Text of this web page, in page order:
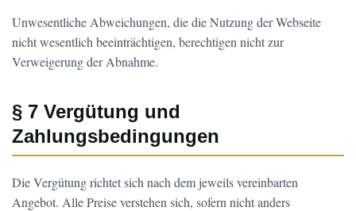
Unwesentliche Abweichungen, die die Nutzung der Webseite
nicht wesentlich beeinträchtigen, berechtigen nicht zur
Verweigerung der Abnahme.
§ 7 Vergütung und
Zahlungsbedingungen
Die Vergütung richtet sich nach dem jeweils vereinbarten
Angebot. Alle Preise verstehen sich, sofern nicht anders